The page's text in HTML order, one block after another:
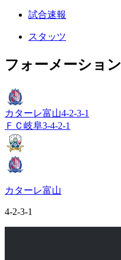
試合速報
スタッツ
フォーメーション
カターレ富山4-2-3-1
ＦＣ岐阜3-4-2-1
カターレ富山
4-2-3-1